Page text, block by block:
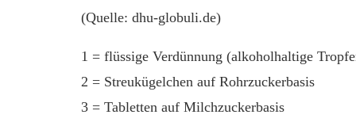
(Quelle: dhu-globuli.de)
1 = flüssige Verdünnung (alkoholhaltige
2 = Streukügelchen auf Rohrzuckerbasis
3 = Tabletten auf Milchzuckerbasis